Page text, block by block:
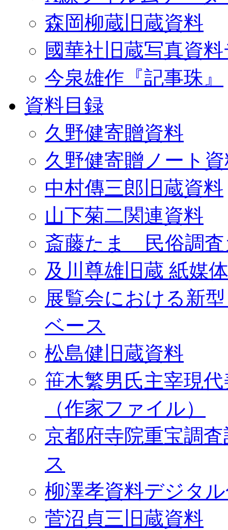
森岡柳蔵旧蔵資料
國華社旧蔵写真資
今泉雄作『記事珠』
資料目録
久野健寄贈資料
久野健寄贈ノート
中村傳三郎旧蔵資料
山下菊二関連資料
斎藤たま 民俗調査
及川尊雄旧蔵 紙媒
展覧会における新
ベース
松島健旧蔵資料
笹木繁男氏主宰現
（作家ファイル）
京都府寺院重宝調
ス
柳澤孝資料デジタ
菅沼貞三旧蔵資料